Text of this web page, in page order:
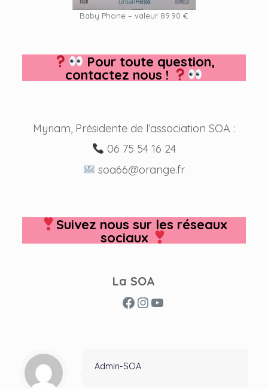
Baby Phone – valeur 89.90 €
Pour toute question,
contactez nous !
Myriam, Présidente de l’association SOA :
06 75 54 16 24
soa66@orange.fr
Suivez nous sur les réseaux
sociaux
La SOA
Facebook
Instagram
YouTube
Admin-SOA